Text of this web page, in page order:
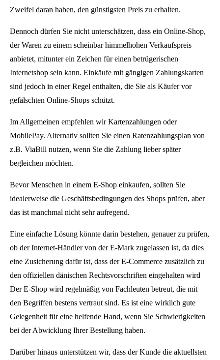
Zweifel daran haben, den günstigsten Preis zu erhalten.
Dennoch dürfen Sie nicht unterschätzen, dass ein Online-Shop,
der Waren zu einem scheinbar himmelhohen Verkaufspreis
anbietet, mitunter ein Zeichen für einen betrügerischen
Internetshop sein kann. Einkäufe mit gängigen Zahlungskarten
sind jedoch in einer Regel enthalten, die Sie als Käufer vor
gefälschten Online-Shops schützt.
Im Allgemeinen empfehlen wir Kartenzahlungen oder
MobilePay. Alternativ sollten Sie einen Ratenzahlungsplan von
z.B. ViaBill nutzen, wenn Sie die Zahlung lieber später
begleichen möchten.
Bevor Menschen in einem E-Shop einkaufen, sollten Sie
idealerweise die Geschäftsbedingungen des Shops prüfen, aber
das ist manchmal nicht sehr aufregend.
Eine einfache Lösung könnte darin bestehen, genauer zu prüfen,
ob der Internet-Händler von der E-Mark zugelassen ist, da dies
eine Zusicherung dafür ist, dass der E-Commerce zusätzlich zu
den offiziellen dänischen Rechtsvorschriften eingehalten wird
Der E-Shop wird regelmäßig von Fachleuten betreut, die mit
den Begriffen bestens vertraut sind. Es ist eine wirklich gute
Gelegenheit für eine helfende Hand, wenn Sie Schwierigkeiten
bei der Abwicklung Ihrer Bestellung haben.
Darüber hinaus unterstützen wir, dass der Kunde die aktuellsten